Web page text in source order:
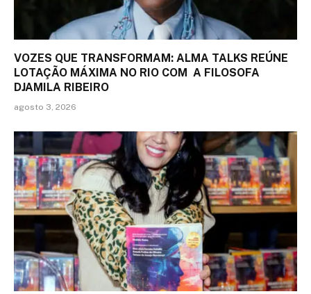
VOZES QUE TRANSFORMAM: ALMA TALKS REÚNE
LOTAÇÃO MÁXIMA NO RIO COM A FILOSOFA
DJAMILA RIBEIRO
agosto 3, 2026